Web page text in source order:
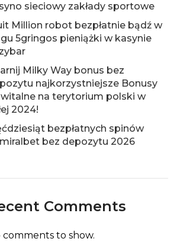
sieciowy zakłady sportowe
Million robot bezpłatnie bądź w
5gringos pieniążki w kasynie
Milky Way bonus bez
najkorzystniejsze Bonusy
na terytorium polski w
2024!
bezpłatnych spinów
bez depozytu 2026
Comments
comments to show.